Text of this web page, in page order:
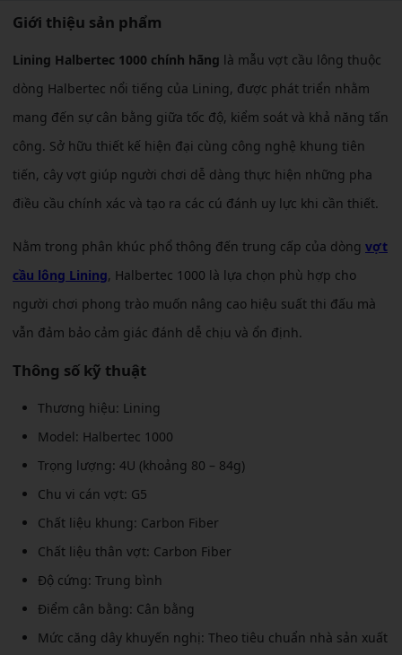
Giới thiệu sản phẩm
Lining Halbertec 1000 chính hãng là mẫu vợt cầu lông thuộc
dòng Halbertec nổi tiếng của Lining, được phát triển nhằm
mang đến sự cân bằng giữa tốc độ, kiểm soát và khả năng tấn
công. Sở hữu thiết kế hiện đại cùng công nghệ khung tiên
tiến, cây vợt giúp người chơi dễ dàng thực hiện những pha
điều cầu chính xác và tạo ra các cú đánh uy lực khi cần thiết.
Nằm trong phân khúc phổ thông đến trung cấp của dòng vợt
cầu lông Lining, Halbertec 1000 là lựa chọn phù hợp cho
người chơi phong trào muốn nâng cao hiệu suất thi đấu mà
vẫn đảm bảo cảm giác đánh dễ chịu và ổn định.
Thông số kỹ thuật
Thương hiệu: Lining
Model: Halbertec 1000
Trọng lượng: 4U (khoảng 80 – 84g)
Chu vi cán vợt: G5
Chất liệu khung: Carbon Fiber
Chất liệu thân vợt: Carbon Fiber
Độ cứng: Trung bình
Điểm cân bằng: Cân bằng
Mức căng dây khuyến nghị: Theo tiêu chuẩn nhà sản xuất